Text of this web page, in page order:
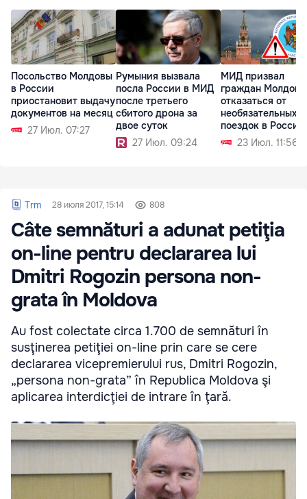
Посольство Молдовы
в России
приостановит выдачу
документов на месяц
27 Июл. 07:27
Румыния вызвала
посла России в МИД
после третьего
сбитого дрона за
двое суток
27 Июл. 09:24
МИД призвал
граждан Молдовы
отказаться от
необязательных
поездок в Россию
23 Июл. 11:56
Trm 28 июля 2017, 15:14 808
Câte semnături a adunat petiţia
on-line pentru declararea lui
Dmitri Rogozin persona non-
grata în Moldova
Au fost colectate circa 1.700 de semnături în
susţinerea petiţiei on-line prin care se cere
declararea vicepremierului rus, Dmitri Rogozin,
„persona non-grata” în Republica Moldova şi
aplicarea interdicţiei de intrare în ţară.